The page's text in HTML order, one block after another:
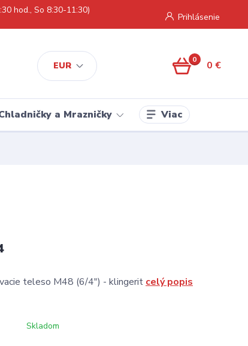
EUR
Prihlásenie
hod., So 8:30-11:30)
0 0 €
a Mrazničky Viac
teleso M48 (6/4") - klingerit celý popis
Skladom